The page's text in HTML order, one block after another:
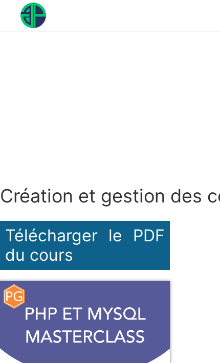
contenu
Création et gestion des
Télécharger le PDF
du cours